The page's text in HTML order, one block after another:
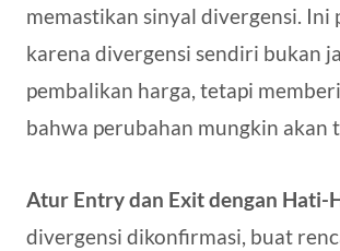
memastikan sinyal divergensi. Ini
karena divergensi sendiri bukan
pembalikan harga, tetapi
bahwa perubahan mungkin akan
Atur Entry dan Exit dengan Hati-
divergensi dikonfirmasi, buat